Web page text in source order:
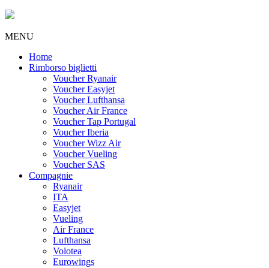
MENU
Home
Rimborso biglietti
Voucher Ryanair
Voucher Easyjet
Voucher Lufthansa
Voucher Air France
Voucher Tap Portugal
Voucher Iberia
Voucher Wizz Air
Voucher Vueling
Voucher SAS
Compagnie
Ryanair
ITA
Easyjet
Vueling
Air France
Lufthansa
Volotea
Eurowings